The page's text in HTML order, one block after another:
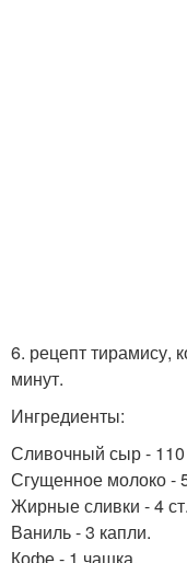
6. рецепт тирамису,
минут.
Ингредиенты:
Сливочный сыр - 110
Сгущенное молоко -
Жирные сливки - 4
Ваниль - 3 капли.